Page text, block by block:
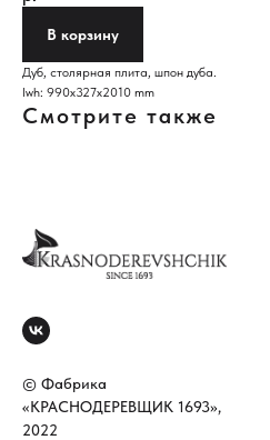
В корзину
Дуб, столярная плита, шпон дуба.
lwh: 990x327x2010 mm
Смотрите также
© Фабрика
«КРАСНОДЕРЕВЩИК 1693»,
2022